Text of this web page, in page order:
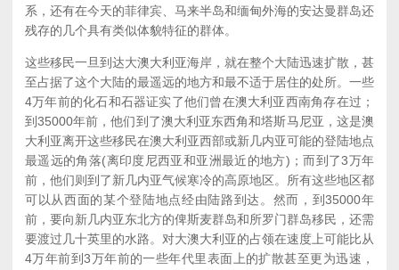
系，还有在今天的菲律宾、马来半岛和缅甸外海的安达曼群岛还
残存的几个具有类似体貌特征的群体。
这些移民一旦到达大澳大利亚海岸，就在整个大陆迅速扩散，甚
至占据了这个大陆的最遥远的地方和最不适于居住的处所。一些
4万年前的化石和石器证实了他们曾在澳大利亚西南角存在过；
到35000年前，他们到了澳大利亚东西角和塔斯马尼亚，这是澳
大利亚离开这些移民在澳大利亚西部或新几内亚可能的登陆地点
最遥远的角落(离印度尼西亚和亚洲最近的地方)；而到了3万年
前，他们则到了新几内亚气候寒冷的高原地区。所有这些地区都
可以从西面的某个登陆地点经由陆路到达。然而，到35000年
前，要向新几内亚东北方的俾斯麦群岛和所罗门群岛移民，还需
要渡过几十英里的水路。对大澳大利亚的占领在速度上可能比从
4万年前到3万年前的一些年代里表面上的扩散甚至更为迅速，